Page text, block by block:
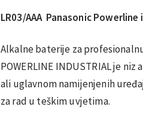
LR03/AAA Panasonic
Alkalne baterije za
POWERLINE INDUSTRIAL je
ali uglavnom namijenjenih
za rad u teškim uvjetima.